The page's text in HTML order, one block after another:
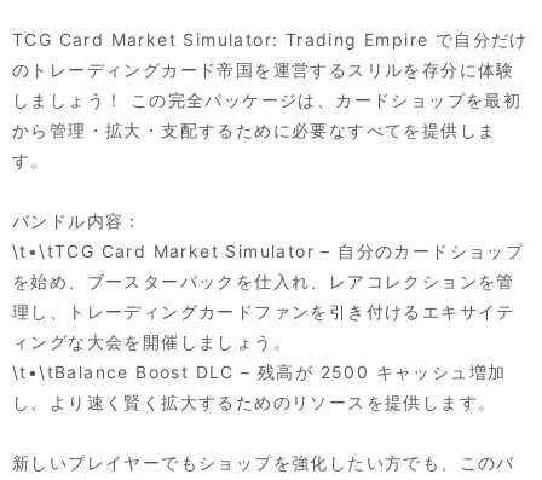
TCG Card Market Simulator: Trading Empire で自分だけ
のトレーディングカード帝国を運営するスリルを存分に体験
しましょう！ この完全パッケージは、カードショップを最初
から管理・拡大・支配するために必要なすべてを提供しま
す。
バンドル内容：
\t•\tTCG Card Market Simulator – 自分のカードショップ
を始め、ブースターパックを仕入れ、レアコレクションを管
理し、トレーディングカードファンを引き付けるエキサイテ
ィングな大会を開催しましょう。
\t•\tBalance Boost DLC – 残高が 2500 キャッシュ増加
し、より速く賢く拡大するためのリソースを提供します。
新しいプレイヤーでもショップを強化したい方でも、このバ